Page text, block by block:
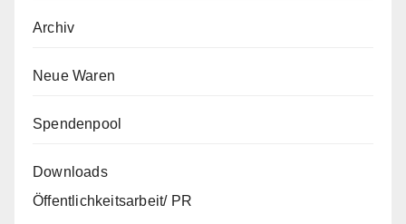
Archiv
Neue Waren
Spendenpool
Downloads
Öffentlichkeitsarbeit/ PR